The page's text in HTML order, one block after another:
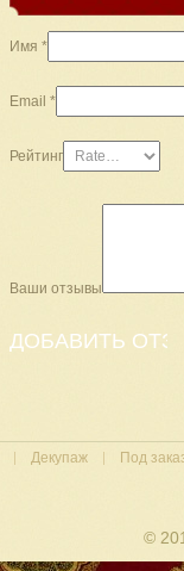
Имя *
Email *
Рейтинг
Ваши отзывы
Декупаж Под
©